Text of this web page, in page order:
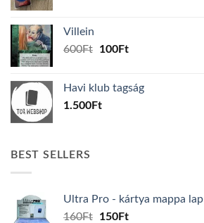
Villein
600Ft
Original
600Ft.
100FtCurrent
100Ft.
Havi klub tagság
1.500Ft
BEST SELLERS
Ultra Pro - kártya mappa lap
160Ft
Original
150FtCurrent